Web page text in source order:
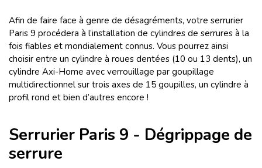
Afin de faire face à genre de désagréments, votre serrurier
Paris 9 procédera à l’installation de cylindres de serrures à la
fois fiables et mondialement connus. Vous pourrez ainsi
choisir entre un cylindre à roues dentées (10 ou 13 dents), un
cylindre Axi-Home avec verrouillage par goupillage
multidirectionnel sur trois axes de 15 goupilles, un cylindre à
profil rond et bien d’autres encore !
Serrurier Paris 9 - Dégrippage de
serrure